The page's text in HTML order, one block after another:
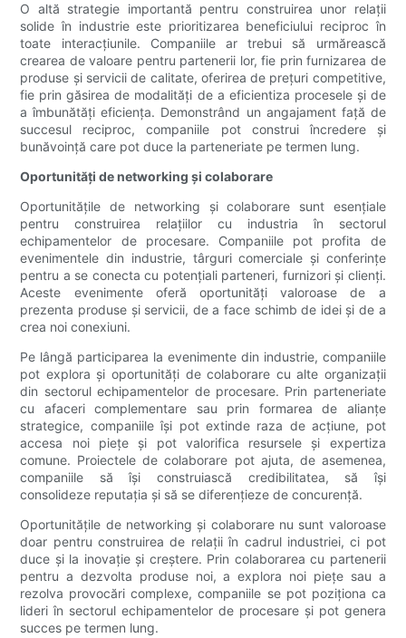
O altă strategie importantă pentru construirea unor relații
solide în industrie este prioritizarea beneficiului reciproc în
toate interacțiunile. Companiile ar trebui să urmărească
crearea de valoare pentru partenerii lor, fie prin furnizarea de
produse și servicii de calitate, oferirea de prețuri competitive,
fie prin găsirea de modalități de a eficientiza procesele și de
a îmbunătăți eficiența. Demonstrând un angajament față de
succesul reciproc, companiile pot construi încredere și
bunăvoință care pot duce la parteneriate pe termen lung.
Oportunități de networking și colaborare
Oportunitățile de networking și colaborare sunt esențiale
pentru construirea relațiilor cu industria în sectorul
echipamentelor de procesare. Companiile pot profita de
evenimentele din industrie, târguri comerciale și conferințe
pentru a se conecta cu potențiali parteneri, furnizori și clienți.
Aceste evenimente oferă oportunități valoroase de a
prezenta produse și servicii, de a face schimb de idei și de a
crea noi conexiuni.
Pe lângă participarea la evenimente din industrie, companiile
pot explora și oportunități de colaborare cu alte organizații
din sectorul echipamentelor de procesare. Prin parteneriate
cu afaceri complementare sau prin formarea de alianțe
strategice, companiile își pot extinde raza de acțiune, pot
accesa noi piețe și pot valorifica resursele și expertiza
comune. Proiectele de colaborare pot ajuta, de asemenea,
companiile să își construiască credibilitatea, să își
consolideze reputația și să se diferențieze de concurență.
Oportunitățile de networking și colaborare nu sunt valoroase
doar pentru construirea de relații în cadrul industriei, ci pot
duce și la inovație și creștere. Prin colaborarea cu partenerii
pentru a dezvolta produse noi, a explora noi piețe sau a
rezolva provocări complexe, companiile se pot poziționa ca
lideri în sectorul echipamentelor de procesare și pot genera
succes pe termen lung.